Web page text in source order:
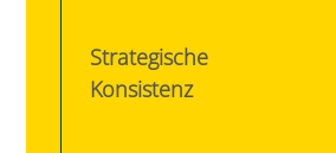
Strategische
Konsistenz